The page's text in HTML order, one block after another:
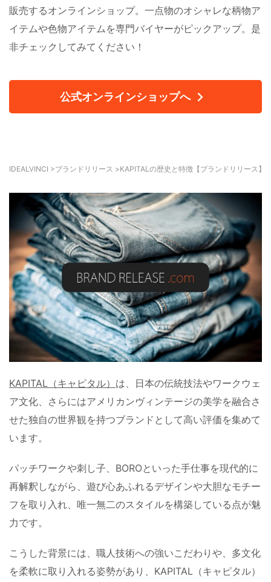
販売するオンラインショップ。一点物のオシャレな柄物ア
イテムや色物アイテムを専門バイヤーがピックアップ。是
非チェックしてみてください！
公式オンラインショップへ
IDEALVINCI >ブランドリリース >KAPITALの歴史と特徴【ブランドリリース】
KAPITAL（キャピタル） は、日本の伝統技法やワークウェ
ア文化、さらにはアメリカンヴィンテージの美学を融合さ
せた独自の世界観を持つブランドとして高い評価を集めて
います。
パッチワークや刺し子、BOROといった手仕事を現代的に
再解釈しながら、遊び心あふれるデザインや大胆なモチー
フを取り入れ、唯一無二のスタイルを構築している点が魅
力です。
こうした背景には、職人技術への強いこだわりや、多文化
を柔軟に取り入れる姿勢があり、KAPITAL（キャピタル）